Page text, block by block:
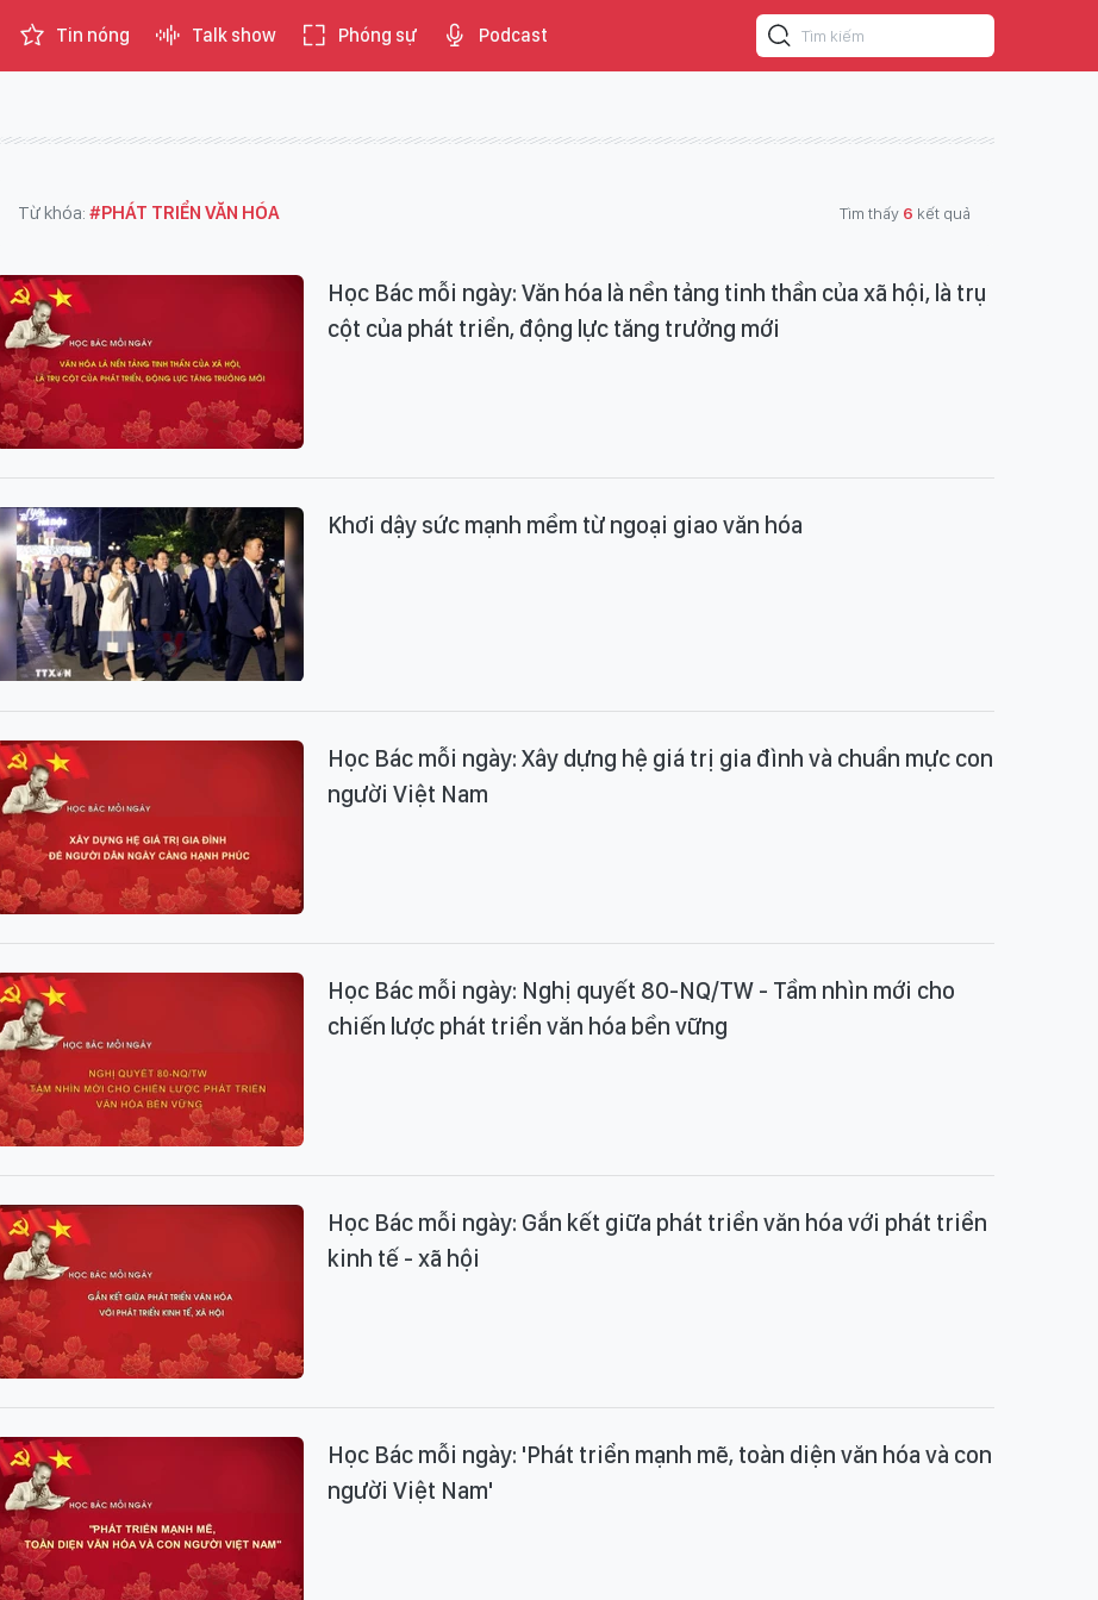
Tin nóng Talk show Phóng sự Podcast
Từ khóa: #PHÁT TRIỂN VĂN HÓA Tìm thấy 6 kết quả
Học Bác mỗi ngày: Văn hóa là nền tảng tinh thần của xã hội, là trụ
cột của phát triển, động lực tăng trưởng mới
Khơi dậy sức mạnh mềm từ ngoại giao văn hóa
Học Bác mỗi ngày: Xây dựng hệ giá trị gia đình và chuẩn mực con
người Việt Nam
Học Bác mỗi ngày: Nghị quyết 80-NQ/TW - Tầm nhìn mới cho
chiến lược phát triển văn hóa bền vững
Học Bác mỗi ngày: Gắn kết giữa phát triển văn hóa với phát triển
kinh tế - xã hội
Học Bác mỗi ngày: 'Phát triển mạnh mẽ, toàn diện văn hóa và con
người Việt Nam'